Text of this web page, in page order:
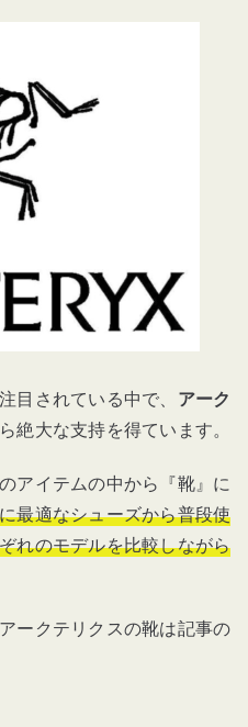
目されている中で、 アーク
絶大な支持を得ています。
アイテムの中から『靴』に
最適なシューズから普段使
れのモデルを比較しながら
ークテリクスの靴は記事の